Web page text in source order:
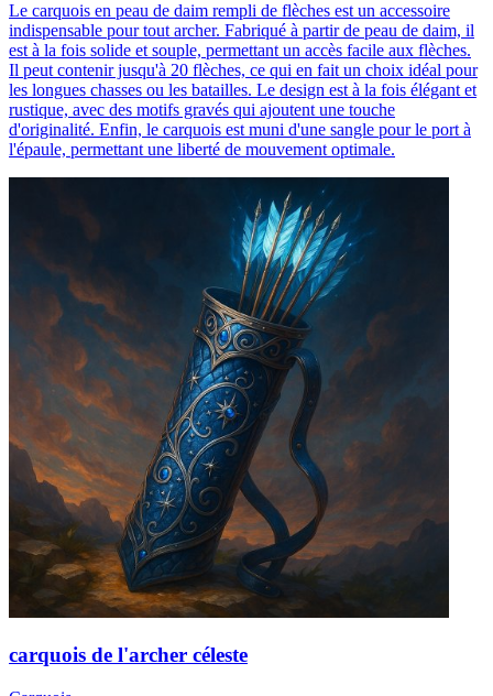
Le carquois en peau de daim rempli de flèches est un accessoire
indispensable pour tout archer. Fabriqué à partir de peau de daim, il
est à la fois solide et souple, permettant un accès facile aux flèches.
Il peut contenir jusqu'à 20 flèches, ce qui en fait un choix idéal pour
les longues chasses ou les batailles. Le design est à la fois élégant et
rustique, avec des motifs gravés qui ajoutent une touche
d'originalité. Enfin, le carquois est muni d'une sangle pour le port à
l'épaule, permettant une liberté de mouvement optimale.
carquois de l'archer céleste